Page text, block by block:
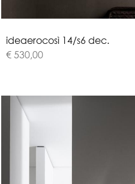
ideaerocosì 14/s6 dec.
€ 530,00